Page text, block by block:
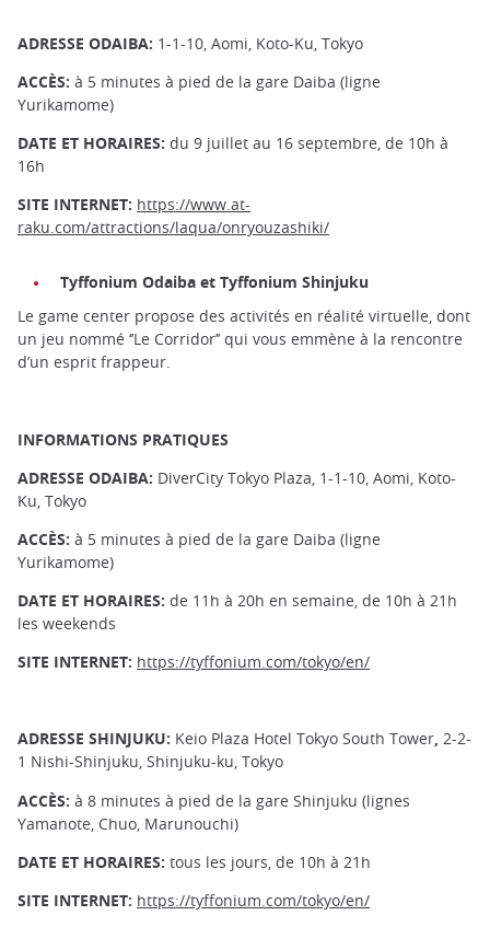
ADRESSE ODAIBA: 1-1-10, Aomi, Koto-Ku, Tokyo
ACCÈS: à 5 minutes à pied de la gare Daiba (ligne
Yurikamome)
DATE ET HORAIRES: du 9 juillet au 16 septembre, de 10h à
16h
SITE INTERNET: https://www.at-
raku.com/attractions/laqua/onryouzashiki/
Tyffonium Odaiba et Tyffonium Shinjuku
Le game center propose des activités en réalité virtuelle, dont
un jeu nommé ‘’Le Corridor’’ qui vous emmène à la rencontre
d’un esprit frappeur.
INFORMATIONS PRATIQUES
ADRESSE ODAIBA: DiverCity Tokyo Plaza, 1-1-10, Aomi, Koto-
Ku, Tokyo
ACCÈS: à 5 minutes à pied de la gare Daiba (ligne
Yurikamome)
DATE ET HORAIRES: de 11h à 20h en semaine, de 10h à 21h
les weekends
SITE INTERNET: https://tyffonium.com/tokyo/en/
ADRESSE SHINJUKU: Keio Plaza Hotel Tokyo South Tower, 2-2-
1 Nishi-Shinjuku, Shinjuku-ku, Tokyo
ACCÈS: à 8 minutes à pied de la gare Shinjuku (lignes
Yamanote, Chuo, Marunouchi)
DATE ET HORAIRES: tous les jours, de 10h à 21h
SITE INTERNET: https://tyffonium.com/tokyo/en/